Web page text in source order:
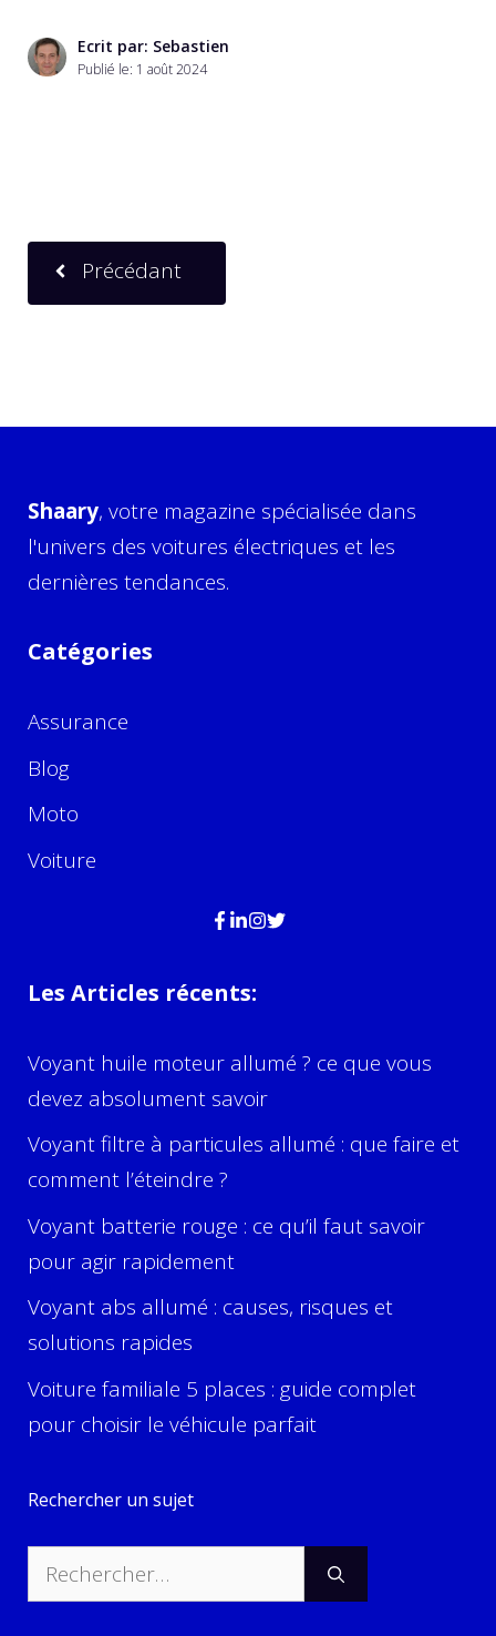
Ecrit par: Sebastien
Publié le: 1 août 2024
Précédant
Shaary, votre magazine spécialisée dans
l'univers des voitures électriques et les
dernières tendances.
Catégories
Assurance
Blog
Moto
Voiture
Les Articles récents:
Voyant huile moteur allumé ? ce que vous
devez absolument savoir
Voyant filtre à particules allumé : que faire et
comment l’éteindre ?
Voyant batterie rouge : ce qu’il faut savoir
pour agir rapidement
Voyant abs allumé : causes, risques et
solutions rapides
Voiture familiale 5 places : guide complet
pour choisir le véhicule parfait
Rechercher un sujet
Rechercher :